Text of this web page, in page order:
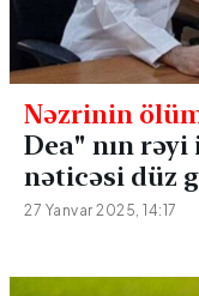
Nəzrinin
Dea" nın
nəticəsi düz
27 Yanvar 2025, 14:17